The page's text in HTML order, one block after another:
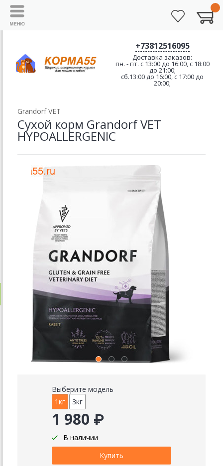
+73812516095
Доставка заказов:
пн. - пт. с 13:00 до 16:00, с 18:00
до 21:00;
сб.13:00 до 16:00, с 17:00 до
20:00;
Grandorf VET
Сухой корм Grandorf VET
HYPOALLERGENIC
Выберите модель
1кг
3кг
1 980 ₽
В наличии